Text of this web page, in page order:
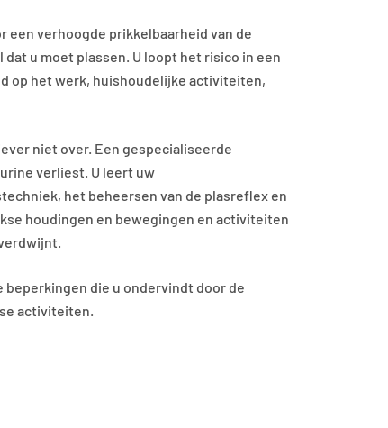
verhoogde prikkelbaarheid van de
u moet plassen. U loopt het risico in een
op het werk, huishoudelijke activiteiten,
niet over. Een gespecialiseerde
verliest. U leert uw
het beheersen van de plasreflex en
houdingen en bewegingen en activiteiten
beperkingen die u ondervindt door de
activiteiten.